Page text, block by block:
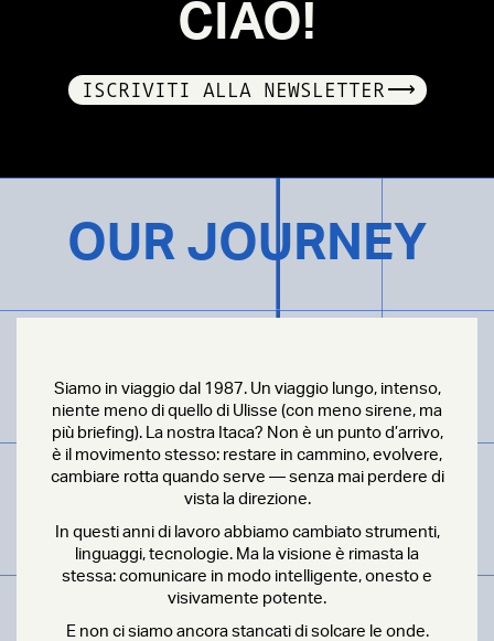
CIAO!
ISCRIVITI ALLA NEWSLETTER
OUR JOURNEY
Siamo in viaggio dal 1987. Un viaggio lungo, intenso,
niente meno di quello di Ulisse (con meno sirene, ma
più briefing). La nostra Itaca? Non è un punto d’arrivo,
è il movimento stesso: restare in cammino, evolvere,
cambiare rotta quando serve — senza mai perdere di
vista la direzione.
In questi anni di lavoro abbiamo cambiato strumenti,
linguaggi, tecnologie. Ma la visione è rimasta la
stessa: comunicare in modo intelligente, onesto e
visivamente potente.
E non ci siamo ancora stancati di solcare le onde.